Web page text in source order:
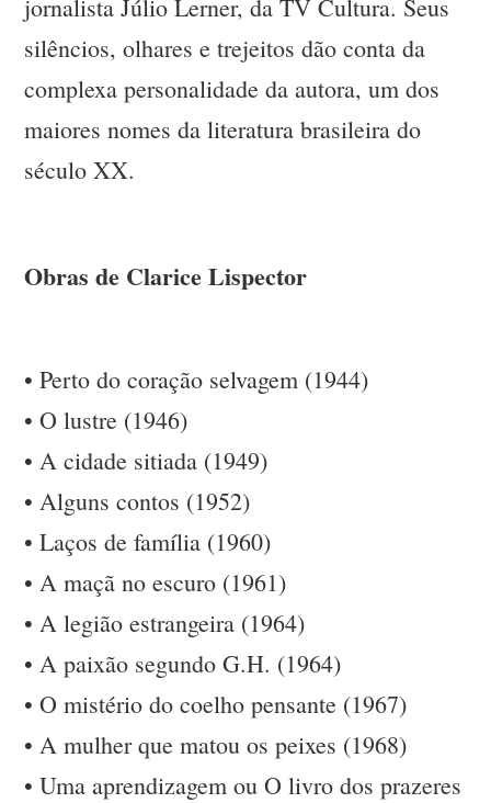
jornalista Júlio Lerner, da TV Cultura. Seus
silêncios, olhares e trejeitos dão conta da
complexa personalidade da autora, um dos
maiores nomes da literatura brasileira do
século XX.
Obras de Clarice Lispector
• Perto do coração selvagem (1944)
• O lustre (1946)
• A cidade sitiada (1949)
• Alguns contos (1952)
• Laços de família (1960)
• A maçã no escuro (1961)
• A legião estrangeira (1964)
• A paixão segundo G.H. (1964)
• O mistério do coelho pensante (1967)
• A mulher que matou os peixes (1968)
• Uma aprendizagem ou O livro dos prazeres